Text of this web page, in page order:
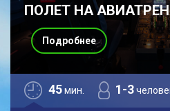
ПОЛЕТ НА
45мин. 1-3
Подробнее